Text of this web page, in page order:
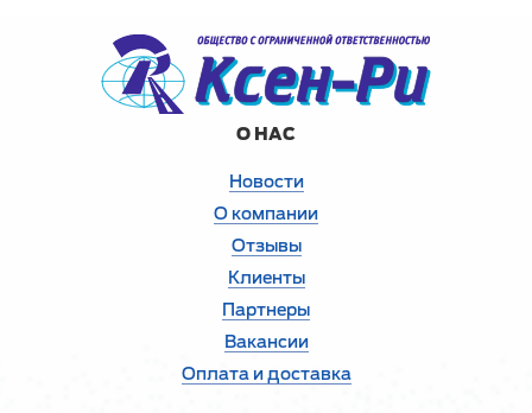
О НАС
Новости
О компании
Отзывы
Клиенты
Партнеры
Вакансии
Оплата и доставка